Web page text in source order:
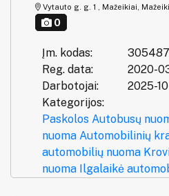
Vytauto g. g. 1 , Mažeikiai,
0
Įm. kodas:
Reg. data:
2020-
Darbotojai:
2025-
Kategorijos:
Paskolos Autobusų
nuoma Automobilinių
automobilių nuoma
nuoma Ilgalaikė